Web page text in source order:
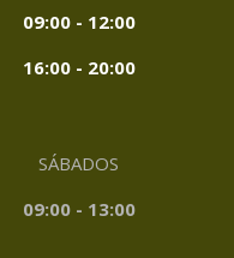
09:00 - 12:00
16:00 - 20:00
SÁBADOS
09:00 - 13:00